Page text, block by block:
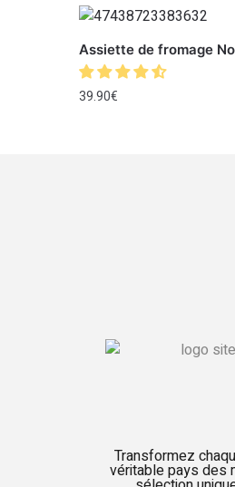
Assiette de fromage
39.90€
Transformez
véritable pays des